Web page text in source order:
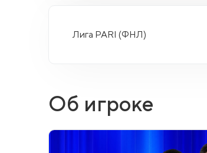
Лига PARI (ФНЛ)
Об игроке